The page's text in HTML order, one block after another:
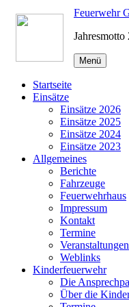
Zum
Inhalt
Feuerwehr
Menü
Startseite
Einsätze
Einsätze 2026
Einsätze 2025
Einsätze 2024
Einsätze 2023
Allgemeines
Berichte
Fahrzeuge
Feuerwehrhaus
Impressum
Kontakt
Termine
Veranstaltungen
Weblinks
Kinderfeuerwehr
Die
Über die